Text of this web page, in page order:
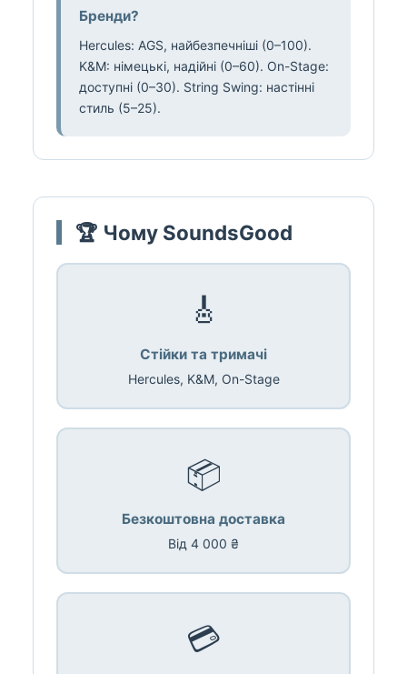
Бренди?
Hercules: AGS, найбезпечніші (0–100).
K&M: німецькі, надійні (0–60). On-Stage:
доступні (0–30). String Swing: настінні
стиль (5–25).
🏆 Чому SoundsGood
🎸
Стійки та тримачі
Hercules, K&M, On-Stage
📦
Безкоштовна доставка
Від 4 000 ₴
💳